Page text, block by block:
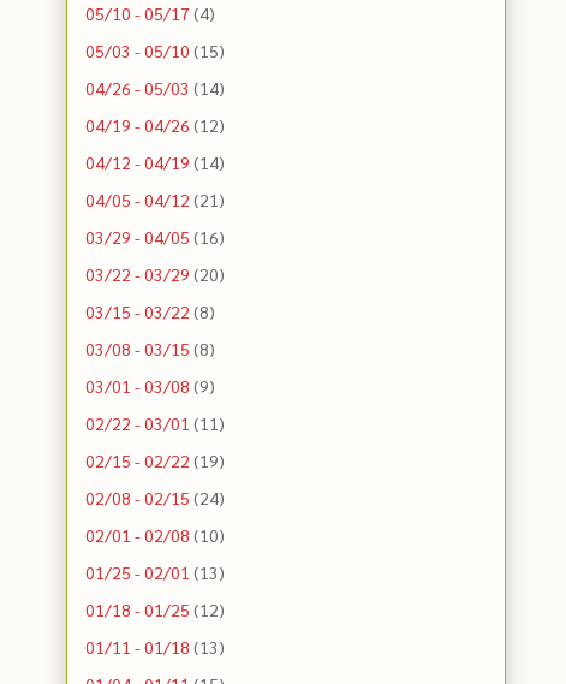
05/10 - 05/17 (4)
05/03 - 05/10 (15)
04/26 - 05/03 (14)
04/19 - 04/26 (12)
04/12 - 04/19 (14)
04/05 - 04/12 (21)
03/29 - 04/05 (16)
03/22 - 03/29 (20)
03/15 - 03/22 (8)
03/08 - 03/15 (8)
03/01 - 03/08 (9)
02/22 - 03/01 (11)
02/15 - 02/22 (19)
02/08 - 02/15 (24)
02/01 - 02/08 (10)
01/25 - 02/01 (13)
01/18 - 01/25 (12)
01/11 - 01/18 (13)